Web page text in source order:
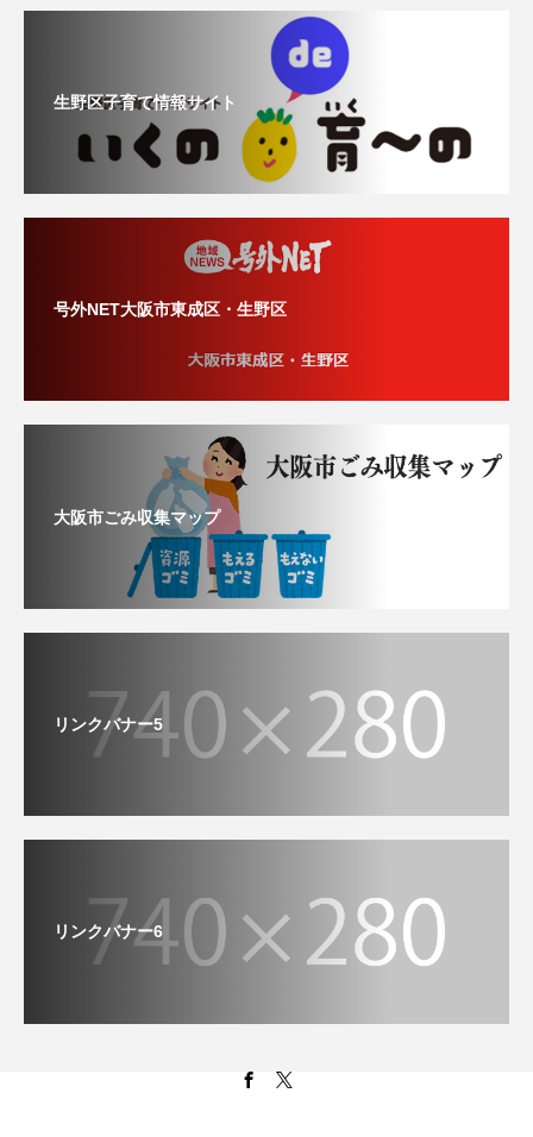
生野区子育て情報サイト
号外NET大阪市東成区・生野区
大阪市ごみ収集マップ
リンクバナー5
リンクバナー6